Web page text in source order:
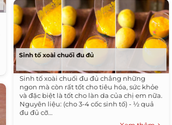
Sinh tố xoài chuối đu đủ
Sinh tố xoài chuối đu đủ chẳng những
ngon mà còn rất tốt cho tiêu hóa, sức khỏe
và đặc biệt là tốt cho làn da của chị em nữa.
Nguyên liệu: (cho 3-4 cốc sinh tố) - ½ quả
đu đủ cỡ...